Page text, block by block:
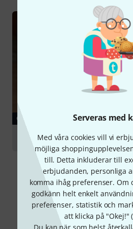
Serveras med
Med våra cookies vill vi
möjliga
till. Detta inkluderar till
erbjudanden, personliga
komma ihåg preferenser. Om
godkänn helt enkelt
preferenser, statistik och
att klicka på "Okej!" (
Du kan när som helst
GUIDE
Percussion Instruments
Jämför